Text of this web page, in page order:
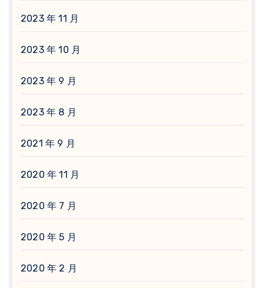
2023 年 11 月
2023 年 10 月
2023 年 9 月
2023 年 8 月
2021 年 9 月
2020 年 11 月
2020 年 7 月
2020 年 5 月
2020 年 2 月